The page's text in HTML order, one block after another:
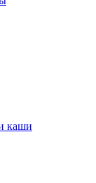
каши